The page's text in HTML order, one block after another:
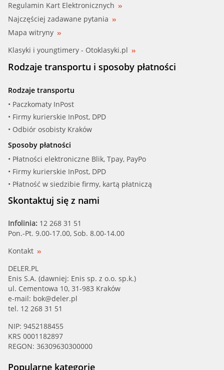
Regulamin Kart Elektronicznych
Najczęściej zadawane pytania
Mapa witryny
Klasyki i youngtimery - Otoklasyki.pl
Rodzaje transportu i sposoby płatności
Rodzaje transportu
• Paczkomaty InPost
• Firmy kurierskie InPost, DPD
• Odbiór osobisty Kraków
Sposoby płatności
• Płatności elektroniczne Blik, Tpay, PayPo
• Firmy kurierskie InPost, DPD
• Płatność w siedzibie firmy, kartą płatniczą
Skontaktuj się z nami
Infolinia: 12 268 31 51
Pon.-Pt. 9.00-17.00, Sob. 8.00-14.00
Kontakt
DELER.PL
Enis S.A. (dawniej: Enis sp. z o.o. sp.k.)
ul. Cementowa 10, 31-983 Kraków
e-mail: bok@deler.pl
tel. 12 268 31 51
NIP: 9452188455
KRS 0001182897
REGON: 36309630300000
Popularne kategorie